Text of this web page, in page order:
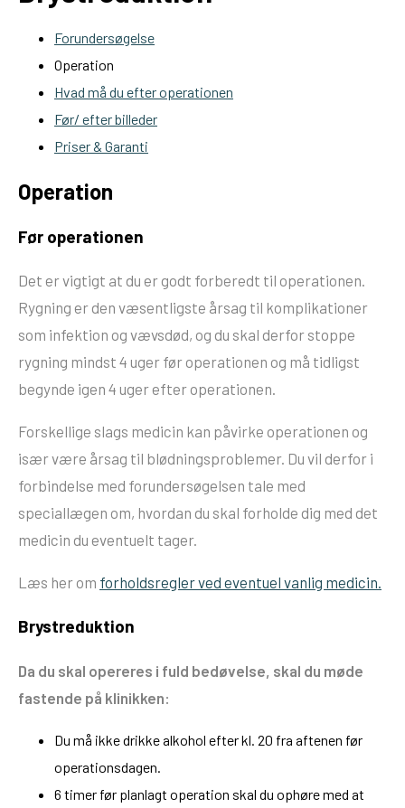
Forundersøgelse
Operation
Hvad må du efter operationen
Før/ efter billeder
Priser & Garanti
Operation
Før operationen
Det er vigtigt at du er godt forberedt til operationen.
Rygning er den væsentligste årsag til komplikationer
som infektion og vævsdød, og du skal derfor stoppe
rygning mindst 4 uger før operationen og må tidligst
begynde igen 4 uger efter operationen.
Forskellige slags medicin kan påvirke operationen og
især være årsag til blødningsproblemer. Du vil derfor i
forbindelse med forundersøgelsen tale med
speciallægen om, hvordan du skal forholde dig med det
medicin du eventuelt tager.
Læs her om forholdsregler ved eventuel vanlig medicin.
Brystreduktion
Da du skal opereres i fuld bedøvelse, skal du møde
fastende på klinikken:
Du må ikke drikke alkohol efter kl. 20 fra aftenen før
operationsdagen.
6 timer før planlagt operation skal du ophøre med at